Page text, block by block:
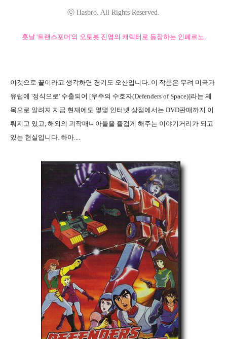
ⓒ Hasbro. All Rights Reserved.
훗날 '트랜스포머'의 오토봇 진영의 캐릭터로 등장하는 인페르노.
이것으로 끝이라고 생각하면 경기도 오산입니다. 이 작품은 무려 미국과
유럽에 '정식으로' 수출되어 [우주의 수호자(Defenders of Space)]라는 제
목으로 알려져 지금 현재에도 몇몇 인터넷 상점에서는 DVD판매까지 이
뤄지고 있고, 해외의 괴작매니아들을 즐겁게 해주는 이야기거리가 되고
있는 현실입니다. 하아....